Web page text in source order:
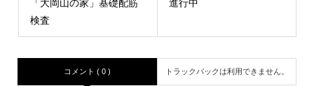
「大岡山の家」基礎配筋
検査
進行中
コメント ( 0 ) トラックバックは利用できません。